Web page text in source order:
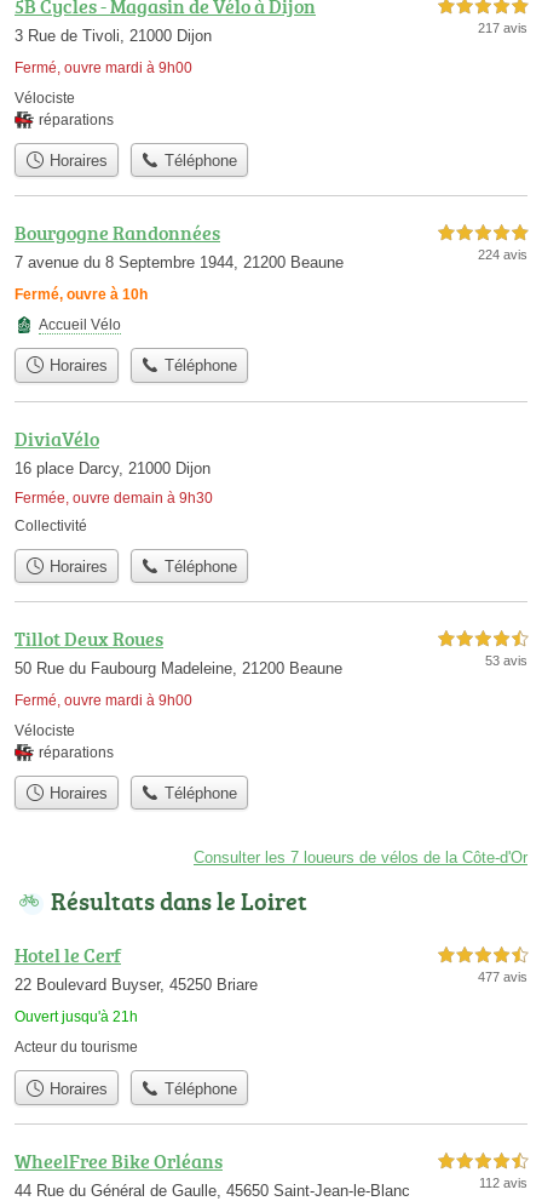
5B Cycles - Magasin de Vélo à Dijon
3 Rue de Tivoli, 21000 Dijon
Fermé, ouvre mardi à 9h00
5,0 étoiles sur 5
217 avis
Vélociste
réparations
Horaires Téléphone
Bourgogne Randonnées
7 avenue du 8 Septembre 1944, 21200 Beaune
Fermé, ouvre à 10h
5,0 étoiles sur 5
224 avis
Accueil Vélo
Horaires Téléphone
DiviaVélo
16 place Darcy, 21000 Dijon
Fermée, ouvre demain à 9h30
Collectivité
Horaires Téléphone
Tillot Deux Roues
50 Rue du Faubourg Madeleine, 21200 Beaune
Fermé, ouvre mardi à 9h00
4,5 étoiles sur 5
53 avis
Vélociste
réparations
Horaires Téléphone
Consulter les 7 loueurs de vélos de la Côte-d'Or
Résultats dans le Loiret
Hotel le Cerf
22 Boulevard Buyser, 45250 Briare
Ouvert jusqu'à 21h
4,5 étoiles sur 5
477 avis
Acteur du tourisme
Horaires Téléphone
WheelFree Bike Orléans
44 Rue du Général de Gaulle, 45650 Saint-Jean-le-Blanc
4,5 étoiles sur 5
112 avis